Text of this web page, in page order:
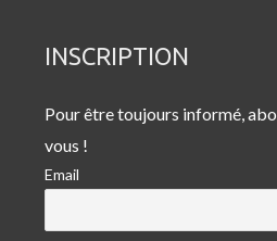
INSCRIPTION
Pour être toujours informé,
vous !
Email